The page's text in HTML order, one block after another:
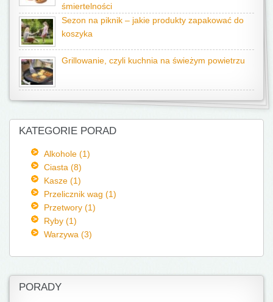
śmiertelności
Sezon na piknik – jakie produkty zapakować do
koszyka
Grillowanie, czyli kuchnia na świeżym powietrzu
KATEGORIE PORAD
Alkohole (1)
Ciasta (8)
Kasze (1)
Przelicznik wag (1)
Przetwory (1)
Ryby (1)
Warzywa (3)
PORADY